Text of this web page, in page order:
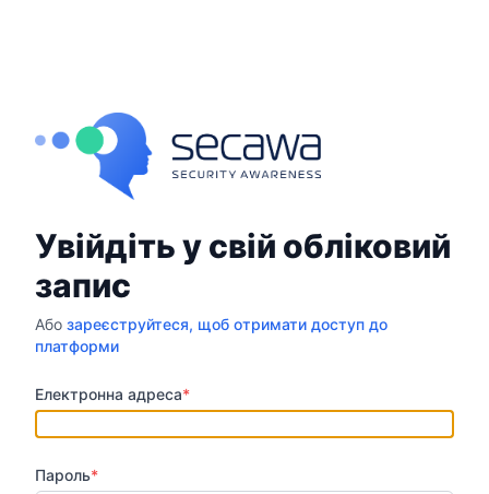
Увійдіть у свій обліковий
запис
Або зареєструйтеся, щоб отримати доступ до
платформи
Електронна адреса*
Пароль*